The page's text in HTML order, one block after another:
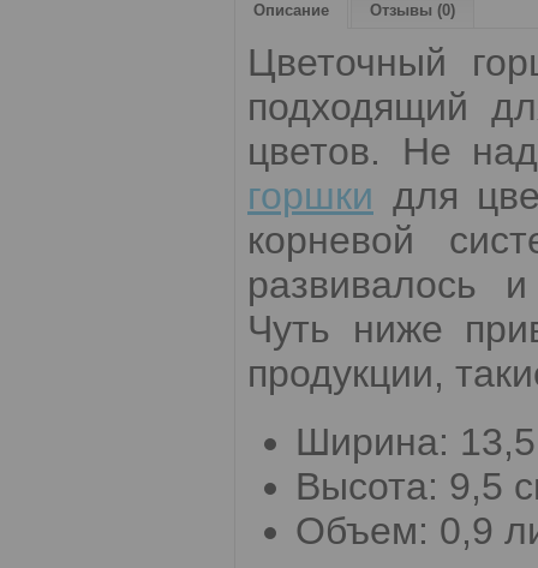
Описание Отзывы (0)
Цветочный
подходящий
цветов. Не
горшки для
корневой
развивалось
Чуть ниже
продукции,
Ширина:
Высота: 9,5
Объем: 0,9